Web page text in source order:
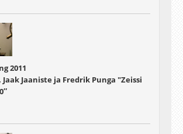
2011
Jaak Jaaniste ja Fredrik Punga "Zeissi